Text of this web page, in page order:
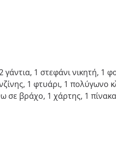
1 στεφάνι νικητή, 1
1 φτυάρι, 1 πολύγωνο
σε βράχο, 1 χάρτης, 1